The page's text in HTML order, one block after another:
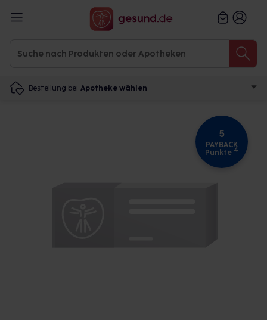
Bestellung bei Apotheke wählen
5
PAYBACK
Punkte 4